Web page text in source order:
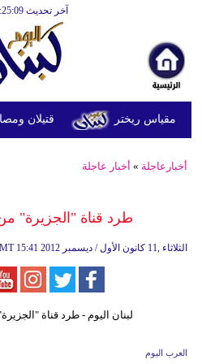
آخر تحديث GMT10:25:09
قتيلان ومصابون جراء 14 غارة
أخبارعاجلة » أخبار عاجلة
طرد قناة "الجزيرة"
15:41 2012 الثلاثاء ,11 كانون الأول / ديسمبر
العرب اليوم